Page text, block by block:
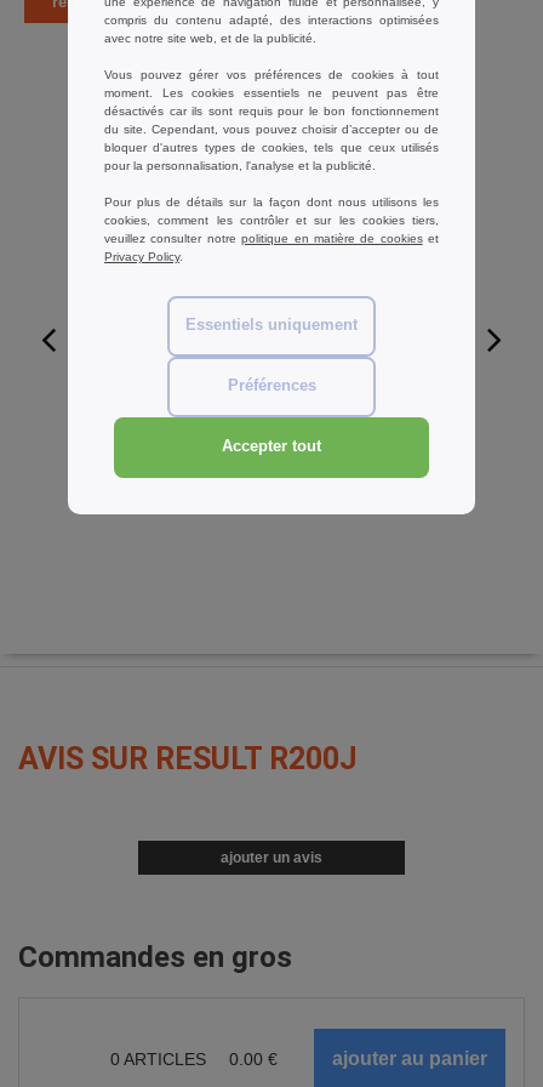
KORNTEX KX217 - Gilet De Securite
3,70 €
AVIS SUR RESULT R200J
ajouter un avis
Commandes en gros
0 ARTICLES 0.00 €
compris du contenu adapté, des interactions optimisées
avec notre site web, et de la publicité.
Vous pouvez gérer vos préférences de cookies à tout
moment. Les cookies essentiels ne peuvent pas être
désactivés car ils sont requis pour le bon fonctionnement
du site. Cependant, vous pouvez choisir d’accepter ou de
bloquer d'autres types de cookies, tels que ceux utilisés
pour la personnalisation, l'analyse et la publicité.
Pour plus de détails sur la façon dont nous utilisons les
cookies, comment les contrôler et sur les cookies tiers,
veuillez consulter notrepolitique en matière de cookieset
Privacy Policy.
Essentiels uniquement
Préférences
Accepter tout